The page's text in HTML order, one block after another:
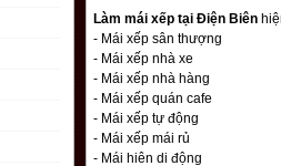
Làm mái xếp tại Điện Biên
- Mái xếp sân thượng
- Mái xếp nhà xe
- Mái xếp nhà hàng
- Mái xếp quán cafe
- Mái xếp tự động
- Mái xếp mái rủ
- Mái hiên di động